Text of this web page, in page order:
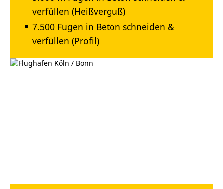
verfüllen (Heißverguß)
7.500 Fugen in Beton schneiden &
verfüllen (Profil)